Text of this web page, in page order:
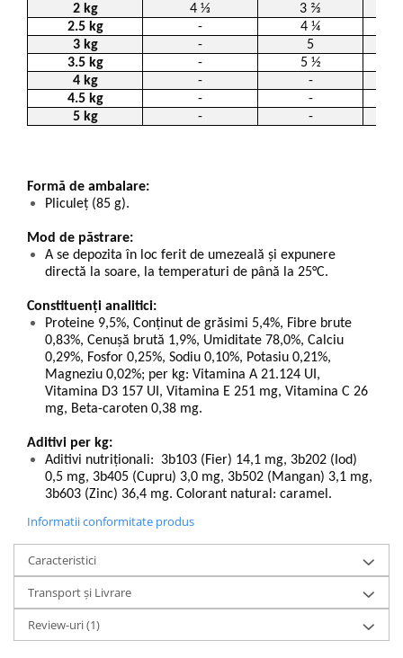
2 kg 4 ⅓
3 ⅔
2.5 kg
-
4 ¼
3 kg
-
5
3.5 kg
-
5 ½
4 kg
-
-
4.5 kg
-
-
5 kg
- -
Formă de ambalare:
Pliculeț (85 g).
Mod de păstrare:
A se depozita în loc ferit de umezeală și expunere
directă la soare, la temperaturi de până la 25°C.
Constituenți analitici:
Proteine 9,5%, Conținut de grăsimi 5,4%, Fibre brute
0,83%, Cenușă brută 1,9%, Umiditate 78,0%, Calciu
0,29%, Fosfor 0,25%, Sodiu 0,10%, Potasiu 0,21%,
Magneziu 0,02%; per kg: Vitamina A 21.124 UI,
Vitamina D3 157 UI, Vitamina E 251 mg, Vitamina C 26
mg, Beta-caroten 0,38 mg.
Aditivi per kg:
Aditivi nutriţionali: 3b103 (Fier) 14,1 mg, 3b202 (Iod)
0,5 mg, 3b405 (Cupru) 3,0 mg, 3b502 (Mangan) 3,1 mg,
3b603 (Zinc) 36,4 mg. Colorant natural: caramel.
Informatii conformitate produs
Caracteristici
Transport și Livrare
Review-uri(1)